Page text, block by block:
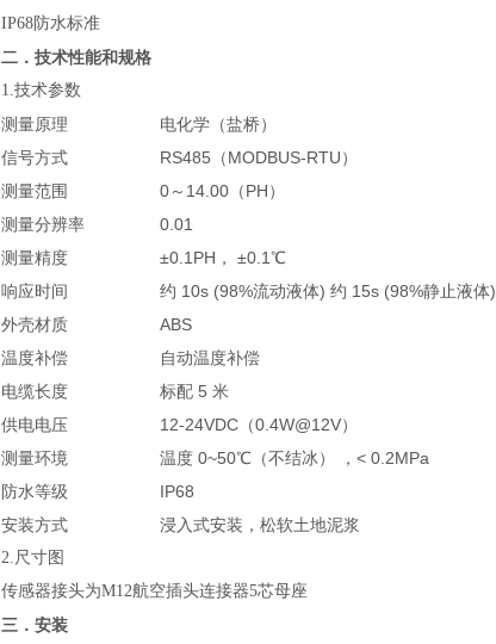
IP68防水标准
二．技术性能和规格
1.技术参数
测量原理
电化学（盐桥）
信号方式
RS485（MODBUS-RTU）
测量范围
0～14.00（PH）
测量分辨率
0.01
测量精度
±0.1PH， ±0.1℃
响应时间
约 10s (98%流动液体) 约 15s (98%静止液体)
外壳材质
ABS
温度补偿
自动温度补偿
电缆长度
标配 5 米
供电电压
12-24VDC（0.4W@12V）
测量环境
温度 0~50℃（不结冰） ，< 0.2MPa
防水等级
IP68
安装方式
浸入式安装，松软土地泥浆
2.尺寸图
传感器接头为M12航空插头连接器5芯母座
三．安装